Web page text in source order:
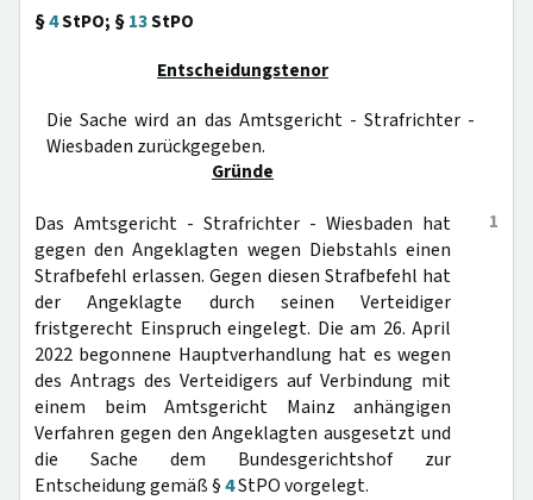
§4StPO; §13StPO
Entscheidungstenor
Die Sache wird an das Amtsgericht - Strafrichter -
Wiesbaden zurückgegeben.
Gründe
1
Das Amtsgericht - Strafrichter - Wiesbaden hat
gegen den Angeklagten wegen Diebstahls einen
Strafbefehl erlassen. Gegen diesen Strafbefehl hat
der Angeklagte durch seinen Verteidiger
fristgerecht Einspruch eingelegt. Die am 26. April
2022 begonnene Hauptverhandlung hat es wegen
des Antrags des Verteidigers auf Verbindung mit
einem beim Amtsgericht Mainz anhängigen
Verfahren gegen den Angeklagten ausgesetzt und
die Sache dem Bundesgerichtshof zur
Entscheidung gemäß §4StPO vorgelegt.